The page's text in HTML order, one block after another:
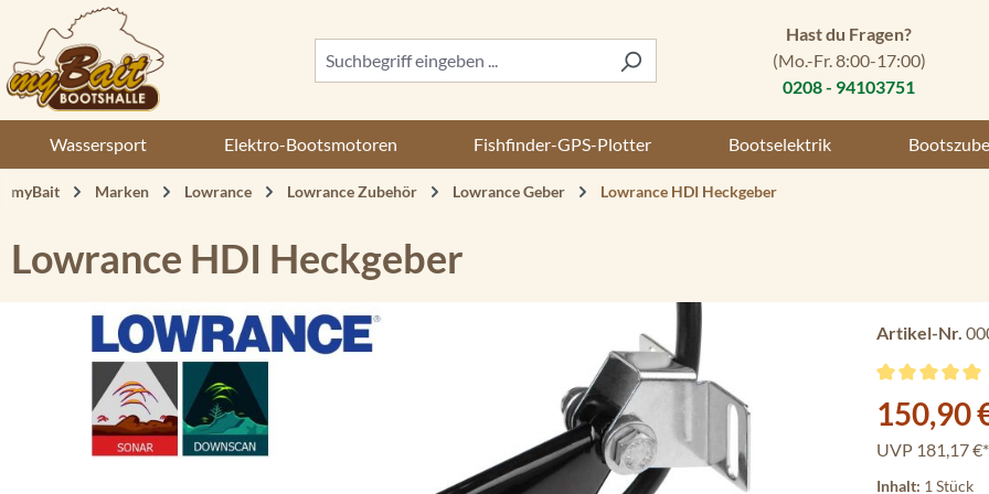
Hauptinhalt springen
Zur Suche springen
Zur Hauptnavigation springen
Hast du Fragen?
(Mo.-Fr. 8:00-17:00)
0208 - 94103751
Wassersport Elektro-Bootsmotoren Fishfinder-GPS-Plotter Bootselektrik
myBait Marken Lowrance Lowrance Zubehör Lowrance Geber Lowrance HDI Heckgeber
Lowrance HDI Heckgeber
Bildergalerie überspringen
Artikel-Nr.
Verkaufspreis:
150,90
UVP 181,17 €*
Inhalt: 1 Stück